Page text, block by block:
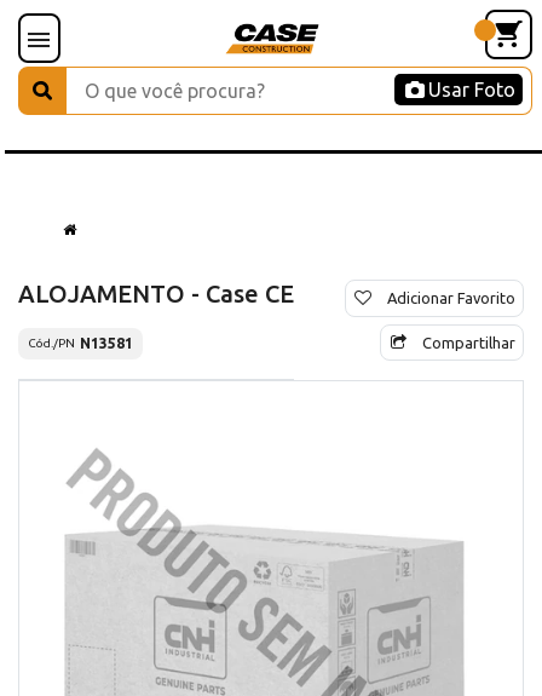
Usar Foto
ALOJAMENTO - Case CE
Cód./PN N13581
Adicionar Favorito
Compartilhar